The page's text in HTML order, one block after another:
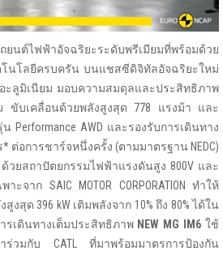
ยนต์ไฟฟ้าอัจฉริยะระดับพรีเมียมที่พร้อมด้วย
นโลยีครบครัน บนแชสซีดิจิทัลอัจฉริยะใหม่
ะลูมิเนียม มอบความสมดุลและประสิทธิภาพ
ขับเคลื่อนด้วยพลังสูงสุด 778 แรงม้า และ
Performance AWD และรองรับการเดินทาง
ต่อการชาร์จหนึ่งครั้ง (ตามมาตรฐาน NEDC)
ด้วยสถาปัตยกรรมไฟฟ้าแรงดันสูง 800V และ
จาก SAIC MOTOR CORPORATION ทำให้
สุด 396 kW เติมพลังจาก 10% ถึง 80% ได้ใน
รเดินทางเต็มประสิทธิภาพ NEW MG IM6ใช้
ร่วมกับ CATL ที่มาพร้อมมาตรการป้องกัน